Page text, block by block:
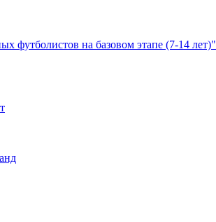
футболистов на базовом этапе (7-14 лет)"